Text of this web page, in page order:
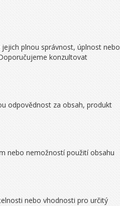
plnou správnost, úplnost nebo
konzultovat
odpovědnost za obsah, produkt
nebo nemožností použití obsahu
nebo vhodnosti pro určitý